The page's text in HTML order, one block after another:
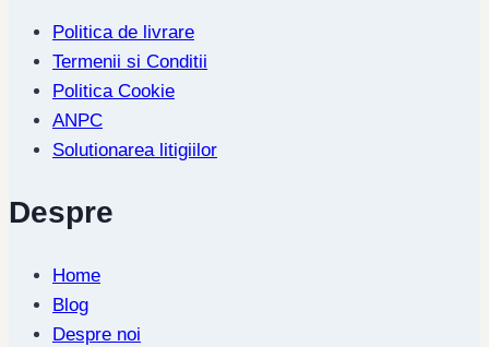
Politica de livrare
Termenii si Conditii
Politica Cookie
ANPC
Solutionarea litigiilor
Despre
Home
Blog
Despre noi